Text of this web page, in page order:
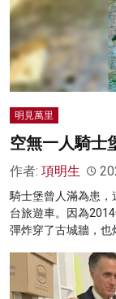
明見萬里
空無一人騎士
作者: 項明生
騎士堡曾人滿為患
台旅遊車。因為
彈炸穿了古城牆，也